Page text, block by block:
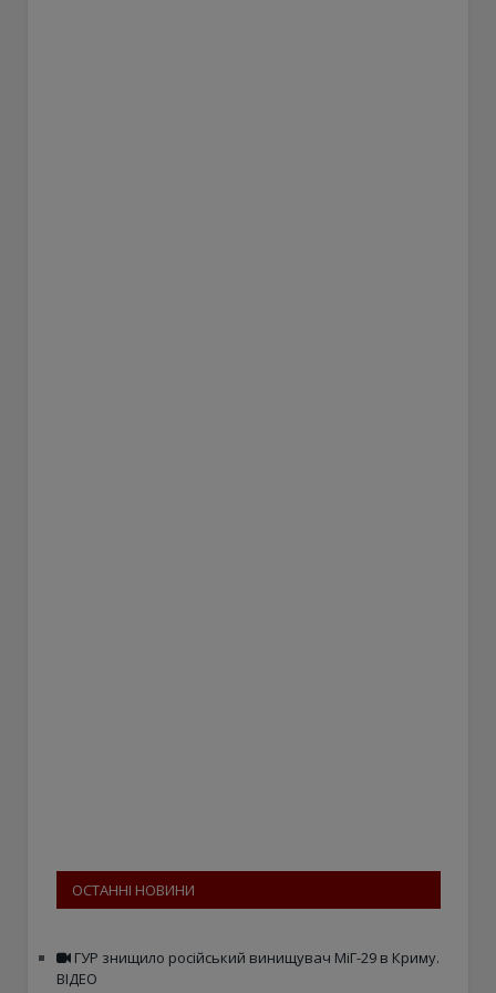
ОСТАННІ НОВИНИ
ГУР знищило російський винищувач МіГ-29 в Криму.
ВІДЕО